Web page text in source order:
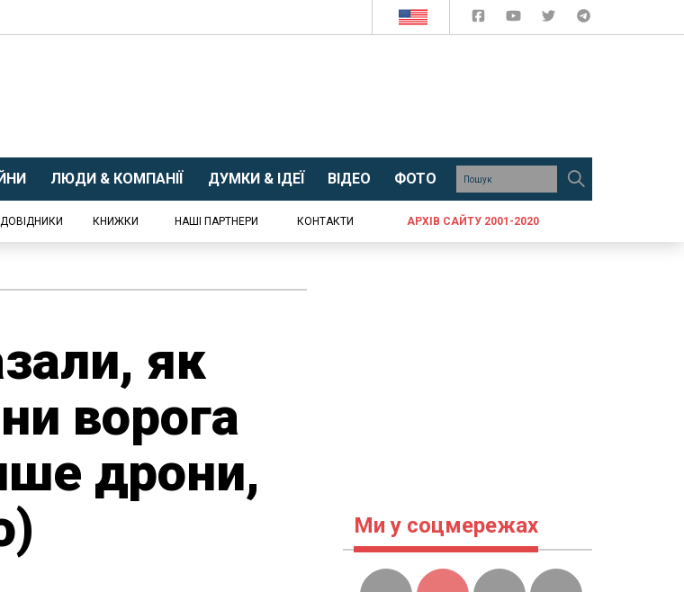
ЛЮДИ & КОМПАНІЇ ДУМКИ & ІДЕЇ ВІДЕО ФОТО
ДОВІДНИКИ КНИЖКИ НАШІ ПАРТНЕРИ КОНТАКТИ АРХІВ САЙТУ 2001-2020
як
ворога
дрони,
Ми у соцмережах